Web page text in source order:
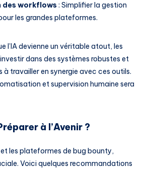
des workflows : Simplifier la gestion
les grandes plateformes.
l’IA devienne un véritable atout, les
dans des systèmes robustes et
à travailler en synergie avec ces outils.
et supervision humaine sera
à l’Avenir ?
et les plateformes de bug bounty,
Voici quelques recommandations